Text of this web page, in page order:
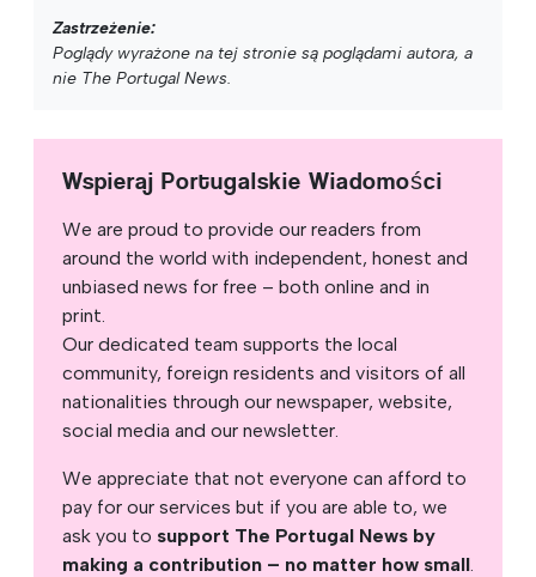
Zastrzeżenie:
Poglądy wyrażone na tej stronie są poglądami autora, a
nie The Portugal News.
Wspieraj Portugalskie Wiadomości
We are proud to provide our readers from
around the world with independent, honest and
unbiased news for free – both online and in
print.
Our dedicated team supports the local
community, foreign residents and visitors of all
nationalities through our newspaper, website,
social media and our newsletter.
We appreciate that not everyone can afford to
pay for our services but if you are able to, we
ask you to support The Portugal News by
making a contribution – no matter how small.